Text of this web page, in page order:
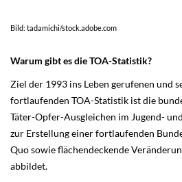
Bild: tadamichi/stock.adobe.com
Warum gibt es die TOA-Statistik?
Ziel der 1993 ins Leben gerufenen und
fortlaufenden TOA-Statistik ist die
Täter-Opfer-Ausgleichen im Jugend-
zur Erstellung einer fortlaufenden
Quo sowie flächendeckende
abbildet.